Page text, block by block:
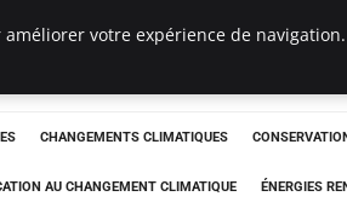
CHANGEMENTS CLIMATIQUES
AU CHANGEMENT CLIMATIQUE ÉNERGIES
votre expérience de